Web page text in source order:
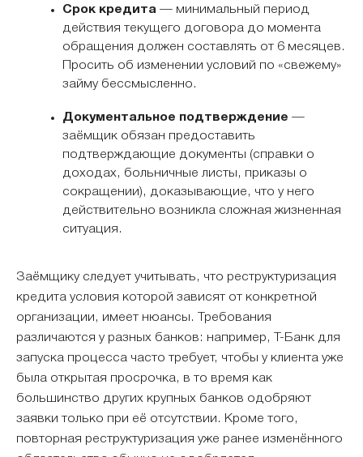
Срок кредита— минимальный период
действия текущего договора до момента
обращения должен составлять от 6 месяцев.
Просить об изменении условий по «свежему»
займу бессмысленно.
Документальное подтверждение —
заёмщик обязан предоставить
подтверждающие документы (справки о
доходах, больничные листы, приказы о
сокращении), доказывающие, что у него
действительно возникла сложная жизненная
ситуация.
Заёмщику следует учитывать, что реструктуризация
кредита условия которой зависят от конкретной
организации, имеет нюансы. Требования
различаются у разных банков: например, Т-Банк для
запуска процесса часто требует, чтобы у клиента уже
была открытая просрочка, в то время как
большинство других крупных банков одобряют
заявки только при её отсутствии. Кроме того,
повторная реструктуризация уже ранее изменённого